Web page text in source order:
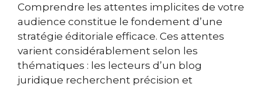
Comprendre les attentes implicites de votre
audience constitue le fondement d’une
stratégie éditoriale efficace. Ces attentes
varient considérablement selon les
thématiques : les lecteurs d’un blog
juridique recherchent précision et